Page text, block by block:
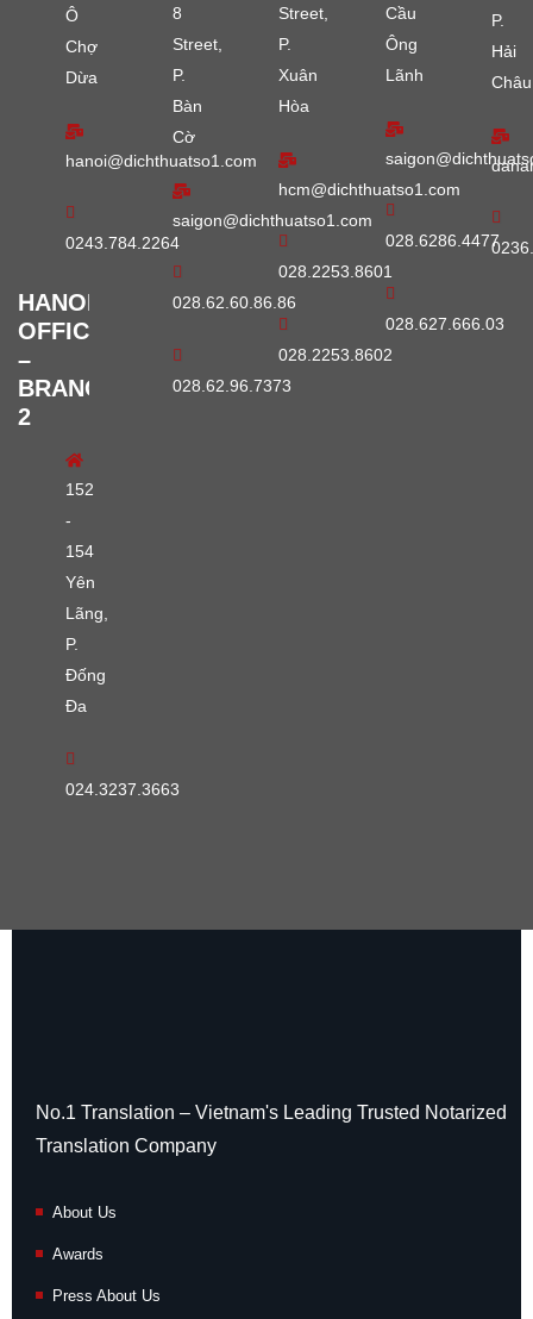
Ô
Chợ
Dừa
hanoi@dichthuatso1.com
0243.784.2264
HANOI
OFFICE
–
BRANCH
2
152
-
154
Yên
Lãng,
P.
Đống
Đa
024.3237.3663
8
Street,
P.
Bàn
Cờ
saigon@dichthuatso1.com
028.62.60.86.86
028.62.96.7373
Street,
P.
Xuân
Hòa
hcm@dichthuatso1.com
028.2253.8601
028.2253.8602
Cầu
Ông
Lãnh
028.6286.4477
028.627.666.03
P.
Hải
Châu
No.1 Translation – Vietnam's Leading Trusted Notarized
Translation Company
About Us
Awards
Press About Us